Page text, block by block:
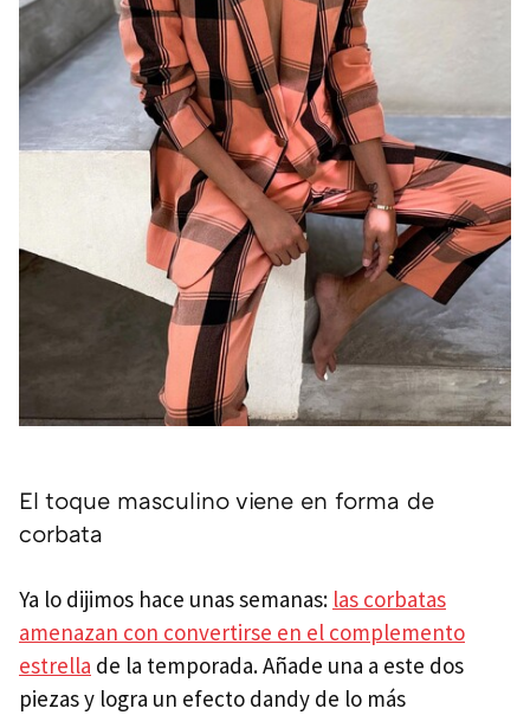
El toque masculino viene en forma de
corbata
Ya lo dijimos hace unas semanas: las corbatas
amenazan con convertirse en el complemento
estrella de la temporada. Añade una a este dos
piezas y logra un efecto dandy de lo más